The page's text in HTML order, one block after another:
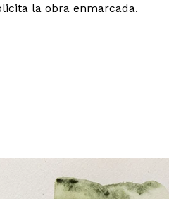
la obra enmarcada.